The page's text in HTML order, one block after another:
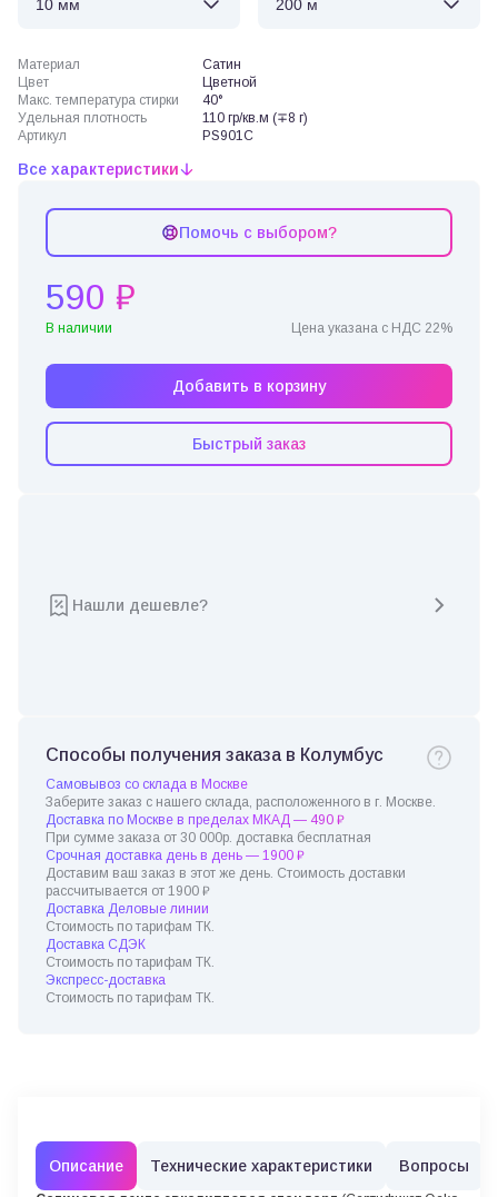
Материал
Сатин
Цвет
Цветной
Макс. температура стирки
40°
Удельная плотность
110 гр/кв.м (∓8 г)
Артикул
PS901C
Все характеристики
Помочь с выбором?
590 ₽
В наличии Цена указана с НДС 22%
Добавить в корзину
Быстрый заказ
Нашли дешевле?
Способы получения заказа в Колумбус
Самовывоз со склада в Москве
Заберите заказ с нашего склада, расположенного в г. Москве.
Доставка по Москве в пределах МКАД — 490 ₽
При сумме заказа от 30 000р. доставка бесплатная
Срочная доставка день в день — 1900 ₽
Доставим ваш заказ в этот же день. Стоимость доставки
рассчитывается от 1900 ₽
Доставка Деловые линии
Стоимость по тарифам ТК.
Доставка СДЭК
Стоимость по тарифам ТК.
Экспресс-доставка
Стоимость по тарифам ТК.
Описание Технические характеристики Вопросы